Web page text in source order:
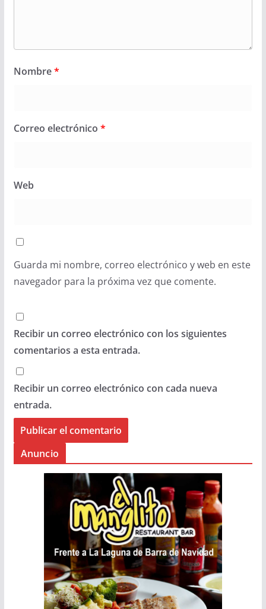
Nombre*
Correo electrónico *
Web
Guarda mi nombre, correo electrónico y web en este
navegador para la próxima vez que comente.
Recibir un correo electrónico con los siguientes
comentarios a esta entrada.
Recibir un correo electrónico con cada nueva
entrada.
Anuncio